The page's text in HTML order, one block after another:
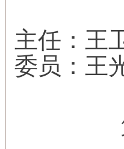
主任：王
委员：王